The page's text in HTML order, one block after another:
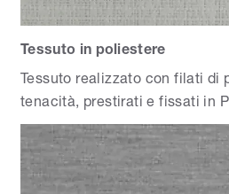
Tessuto in poliestere
Tessuto realizzato con filati di
tenacità, prestirati e fissati in